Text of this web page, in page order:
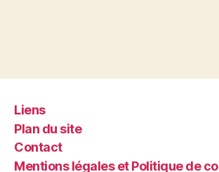
Liens
Plan du site
Contact
Mentions légales et Politique de